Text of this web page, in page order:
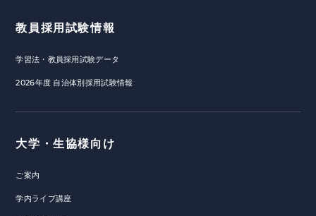
教員採用試験情報
学習法・教員採用試験データ
2026年度 自治体別採用試験情報
大学・生協様向け
ご案内
学内ライブ講座